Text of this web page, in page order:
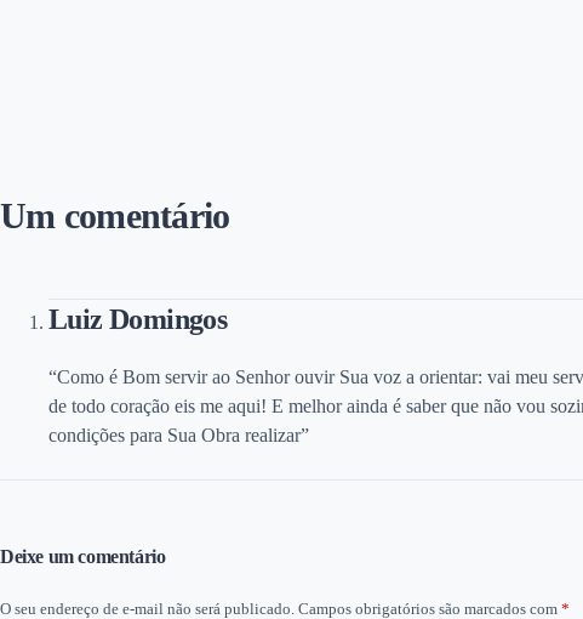
Um comentário
Luiz Domingos
“Como é Bom servir ao Senhor ouvir Sua voz a orientar: vai meu
de todo coração eis me aqui! E melhor ainda é saber que não vou
condições para Sua Obra realizar”
Deixe um comentário
O seu endereço de e-mail não será publicado. Campos obrigatórios são marcados com *